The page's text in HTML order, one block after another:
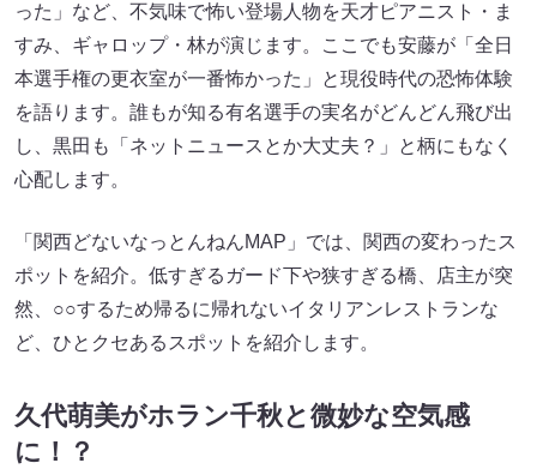
った」など、不気味で怖い登場人物を天才ピアニスト・ま
すみ、ギャロップ・林が演じます。ここでも安藤が「全日
本選手権の更衣室が一番怖かった」と現役時代の恐怖体験
を語ります。誰もが知る有名選手の実名がどんどん飛び出
し、黒田も「ネットニュースとか大丈夫？」と柄にもなく
心配します。
「関西どないなっとんねんMAP」では、関西の変わったス
ポットを紹介。低すぎるガード下や狭すぎる橋、店主が突
然、○○するため帰るに帰れないイタリアンレストランな
ど、ひとクセあるスポットを紹介します。
久代萌美がホラン千秋と微妙な空気感
に！？